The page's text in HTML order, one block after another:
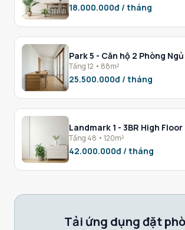
18.000.000đ / tháng
Park 5 - Căn hộ 2 Phòng Ngủ
Tầng 12 • 88m²
25.500.000đ / tháng
Landmark 1 - 3BR High Floor
Tầng 48 • 120m²
42.000.000đ / tháng
Tải ứng dụng đặt